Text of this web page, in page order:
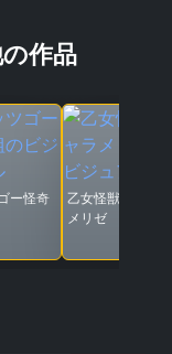
作品
ー怪奇
乙女怪獣キャラ
メリゼ